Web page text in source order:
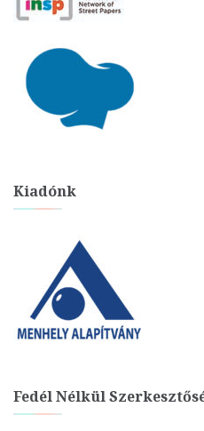
Kiadónk
Fedél Nélkül